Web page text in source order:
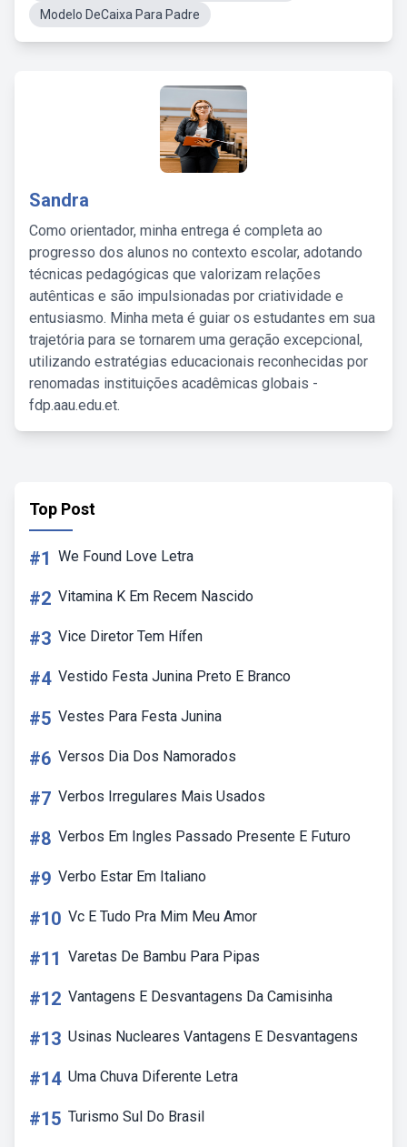
Modelo DeCaixa Para Padre
Sandra
Como orientador, minha entrega é completa ao
progresso dos alunos no contexto escolar, adotando
técnicas pedagógicas que valorizam relações
autênticas e são impulsionadas por criatividade e
entusiasmo. Minha meta é guiar os estudantes em sua
trajetória para se tornarem uma geração excepcional,
utilizando estratégias educacionais reconhecidas por
renomadas instituições acadêmicas globais -
fdp.aau.edu.et.
Top Post
#1 We Found Love Letra
#2 Vitamina K Em Recem Nascido
#3 Vice Diretor Tem Hífen
#4 Vestido Festa Junina Preto E Branco
#5 Vestes Para Festa Junina
#6 Versos Dia Dos Namorados
#7 Verbos Irregulares Mais Usados
#8 Verbos Em Ingles Passado Presente E Futuro
#9 Verbo Estar Em Italiano
#10 Vc E Tudo Pra Mim Meu Amor
#11 Varetas De Bambu Para Pipas
#12 Vantagens E Desvantagens Da Camisinha
#13 Usinas Nucleares Vantagens E Desvantagens
#14 Uma Chuva Diferente Letra
#15 Turismo Sul Do Brasil